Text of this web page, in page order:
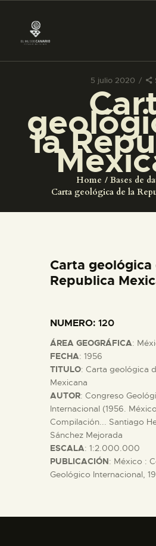
5 julio 2020
la
Home Bases de
Carta geológica de la
PREPARAR LA
ACTIVIDADES
█
DIDÁCTICA
PREPARAR LA
ACTIVIDADES
█
EL MUSEO
Carta geológica
Republica
NUMERO: 120
ÁREA GEOGRÁFICA:
FECHA: 1956
TITULO: Carta geológica
Mexicana
AUTOR: Congreso
Internacional (1956.
Compilación... Santiago
Sánchez Mejorada
ESCALA: 1:2.000.000
PUBLICACIÓN: México :
Geológico Internacional,